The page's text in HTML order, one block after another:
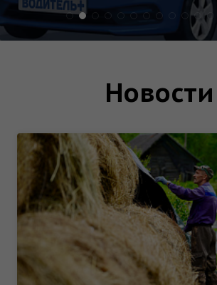
Новости